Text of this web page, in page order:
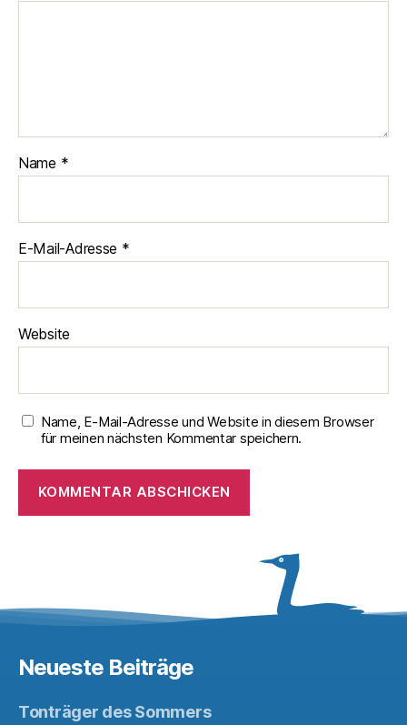
Name *
E-Mail-Adresse *
Website
Name, E-Mail-Adresse und Website in diesem Browser
für meinen nächsten Kommentar speichern.
Neueste Beiträge
Tonträger des Sommers